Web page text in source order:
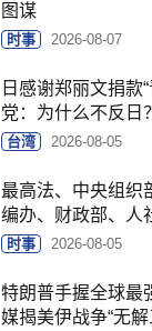
图谋
时事 2026-08-07
日感谢郑丽文捐款
党：为什么不反日？
台湾 2026-08-05
最高法、中央组织
编办、财政部、人
时事 2026-08-05
特朗普手握全球最
媒揭美伊战争“无解